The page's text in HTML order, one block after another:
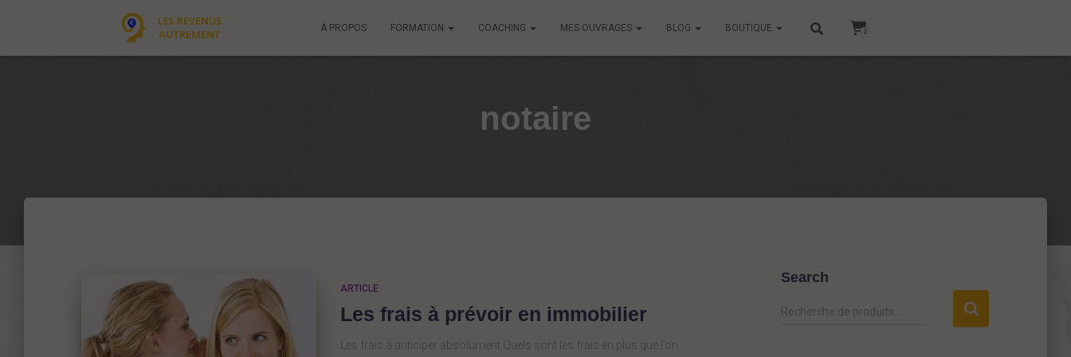
À PROPOS FORMATION COACHING MES OUVRAGES BLOG BOUTIQUE 0
notaire
ARTICLE
Les frais à prévoir en immobilier
Les frais à anticiper absolument Quels sont les frais en plus que l’on
Search
RRecherche de produits…